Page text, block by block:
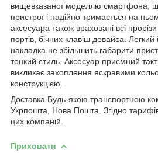
вищевказаної моделлю смартфона,
пристрої і надійно тримається на
аксесуара також враховані всі
портів, бічних клавіш девайса.
накладка не збільшить габарити
тонкий стиль. Аксесуар приємний
викликає захоплення яскравими
конструкцією.
Доставка Будь-якою транспортною
Укрпошта, Нова Пошта. Згідно тарифів
цих компаній.
Приховати